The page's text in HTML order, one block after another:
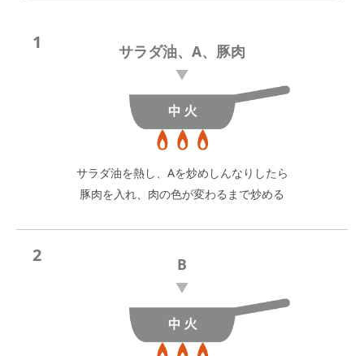
1 サラダ油、A、豚肉
サラダ油を熱し、Aを炒めしんなりしたら
豚肉を入れ、肉の色が変わるまで炒める
2 B